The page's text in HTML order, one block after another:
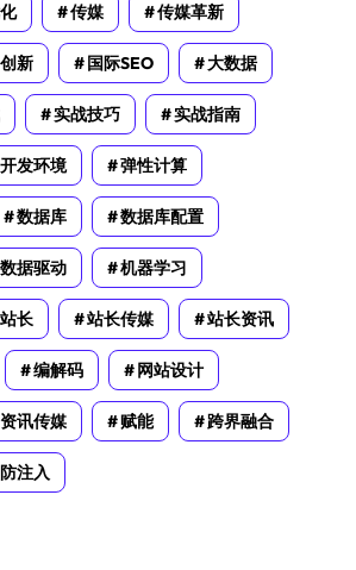
传媒 传媒革新
创新 国际SEO 大数据
实战技巧 实战指南
开发环境 弹性计算
数据库 数据库配置
数据驱动 机器学习
站长 站长传媒 站长资讯
编解码 网站设计
资讯传媒 赋能 跨界融合
防注入